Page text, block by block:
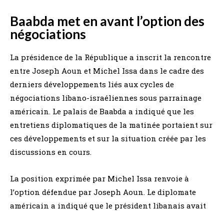
Baabda met en avant l’option des
négociations
La présidence de la République a inscrit la rencontre
entre Joseph Aoun et Michel Issa dans le cadre des
derniers développements liés aux cycles de
négociations libano-israéliennes sous parrainage
américain. Le palais de Baabda a indiqué que les
entretiens diplomatiques de la matinée portaient sur
ces développements et sur la situation créée par les
discussions en cours.
La position exprimée par Michel Issa renvoie à
l’option défendue par Joseph Aoun. Le diplomate
américain a indiqué que le président libanais avait